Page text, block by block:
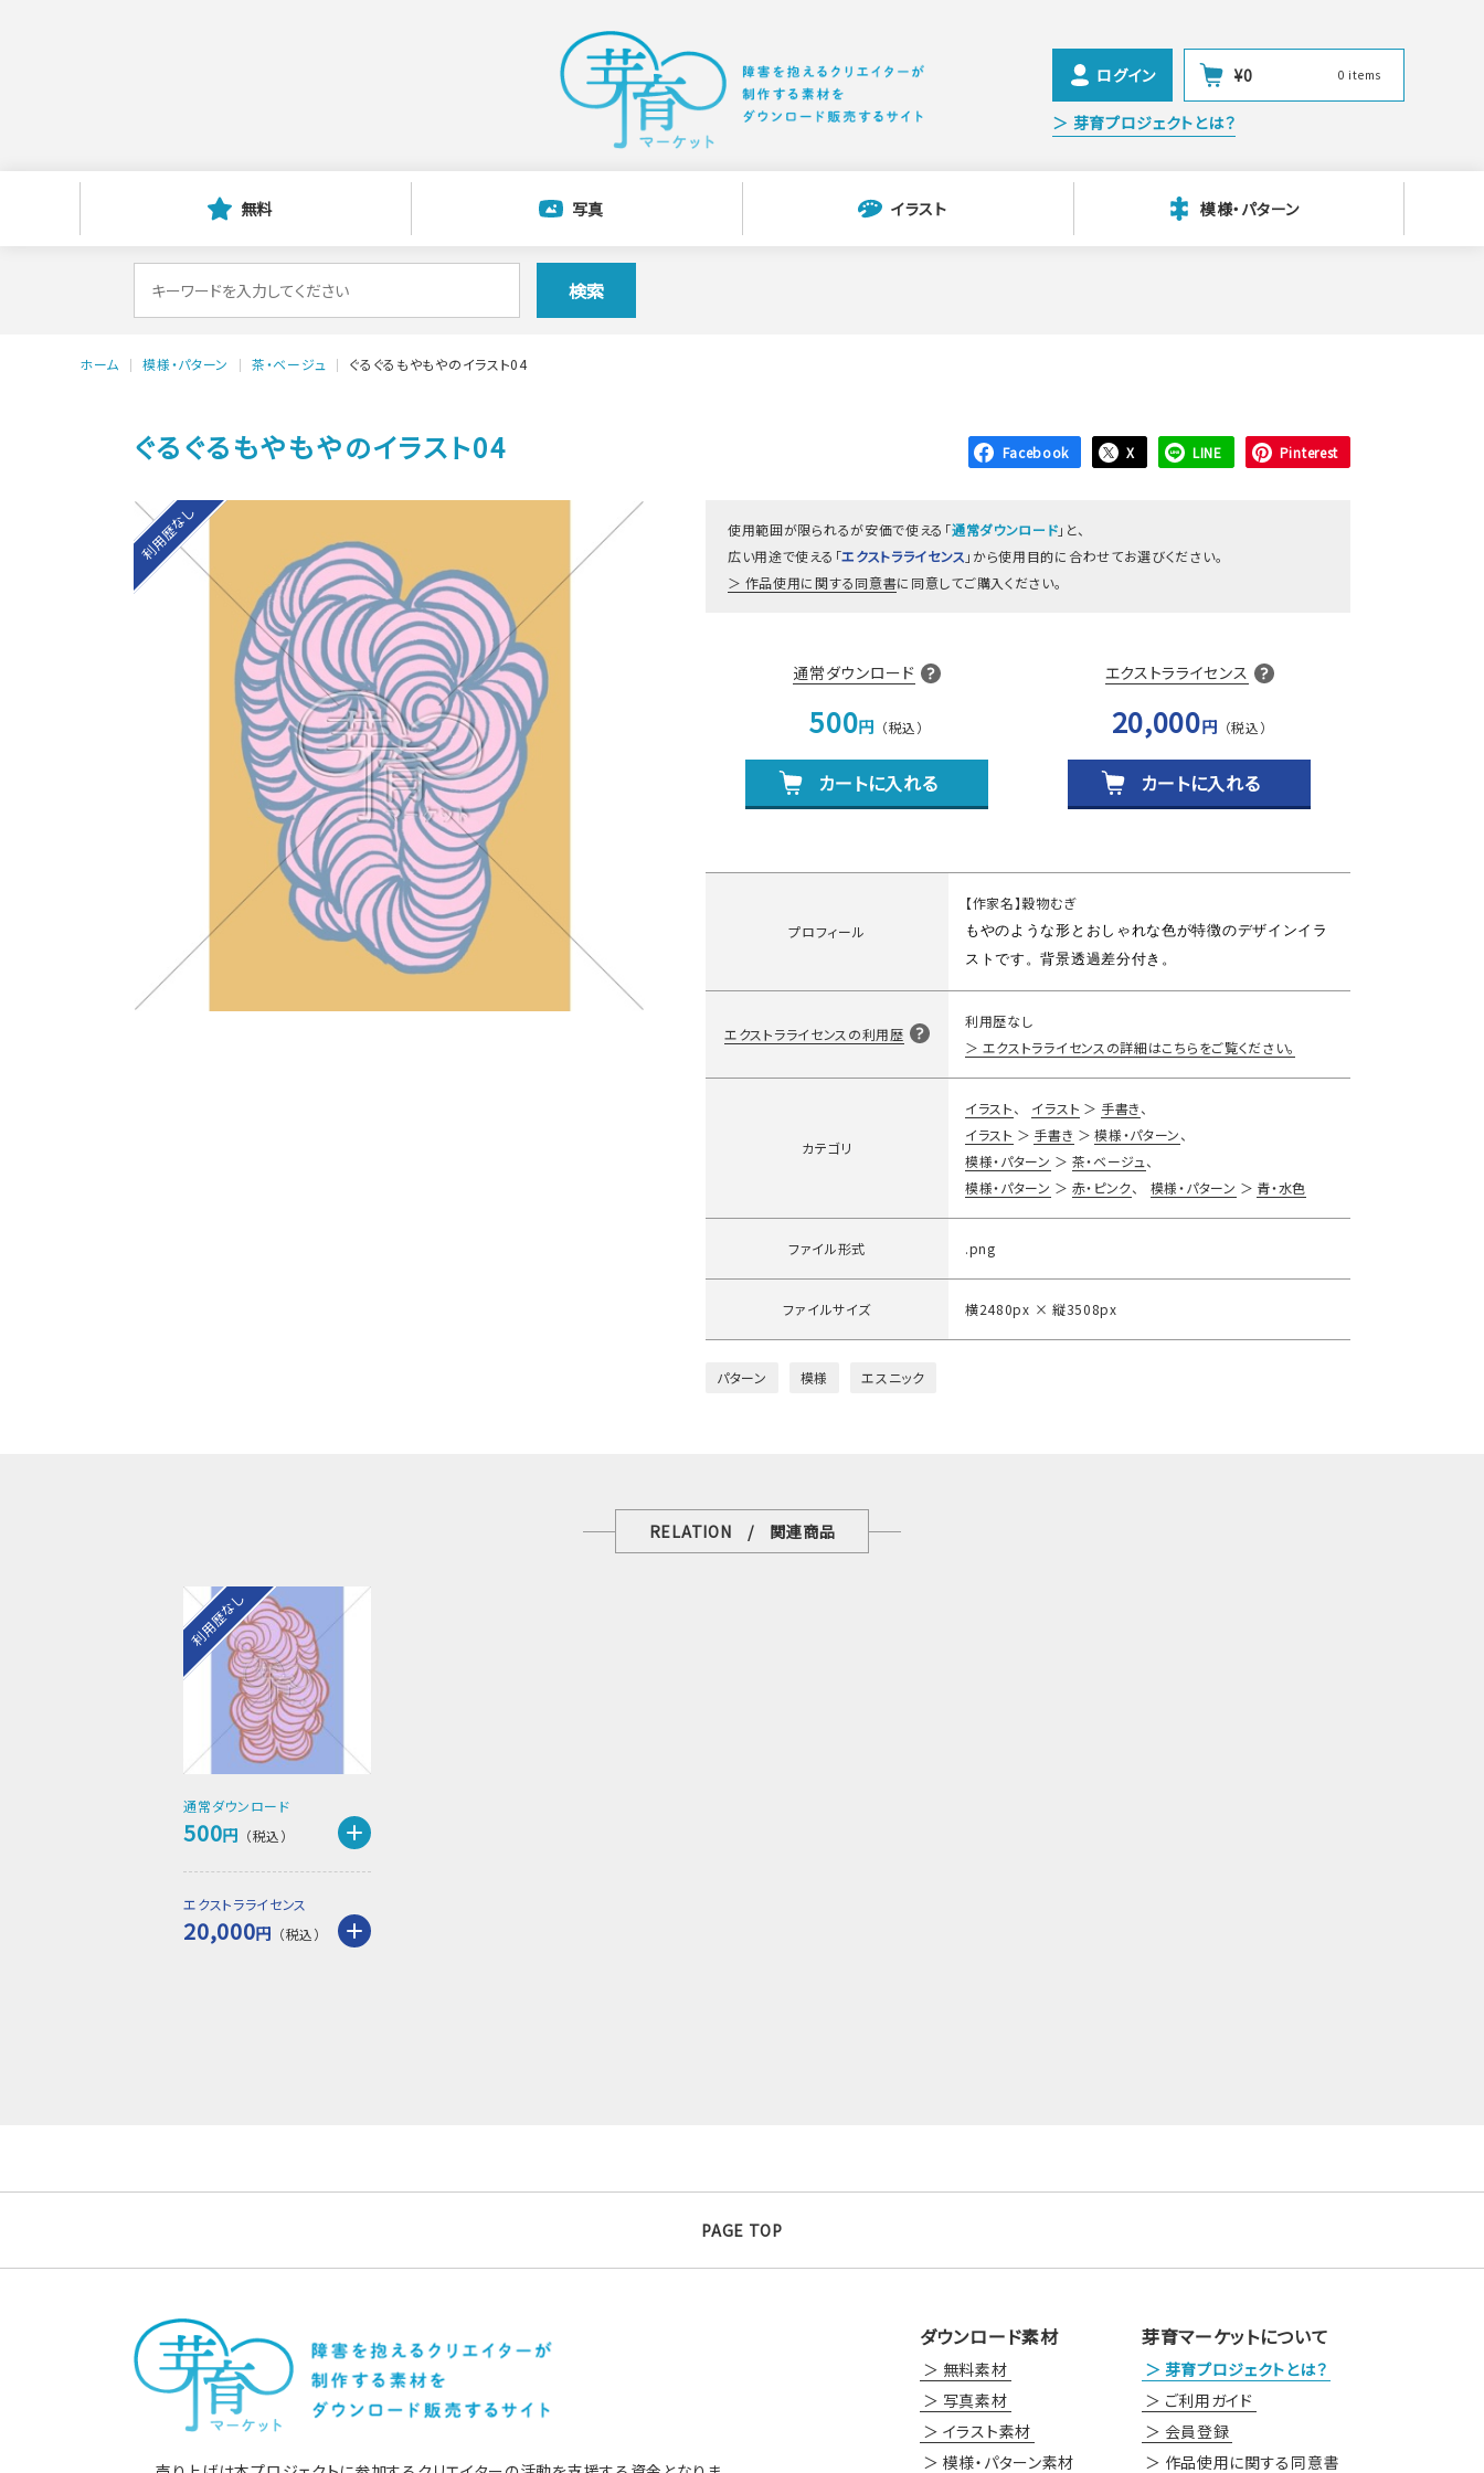
ログイン ¥0 0 items
＞ 芽育プロジェクトとは？
無料 写真 イラスト 模様・パターン
象:
検索
ホーム 模様・パターン 茶・ベージュ ぐるぐるもやもやのイラスト04
ぐるぐるもやもやのイラスト04 Facebook X LINE Pinterest
利用歴なし 使用範囲が限られるが安価で使える「通常ダウンロード」と、
広い用途で使える「エクストラライセンス 」から使用目的に合わせてお選びください。
作品使用に関する同意書に同意してご購入ください。
通常ダウンロード
500円
カートに入れる
エクストラライセンス
20,000円
カートに入れる
プロフィール
【作家名】穀物むぎ
もやのような形とおしゃれな色が特徴のデザインイラ
ストです。背景透過差分付き。
エクストラライセンスの利用歴
利用歴なし
エクストラライセンスの詳細はこちらをご覧ください。
カテゴリ
イラスト イラスト
手書き
イラスト
手書き
模様・パターン
模様・パターン
茶・ベージュ
模様・パターン
赤・ピンク 模様・パターン 青・水色
ファイル形式 .png
ファイルサイズ 横2480px × 縦3508px
パターン 模様 エスニック
RELATION / 関連商品
利用歴なし
通常ダウンロード
500円
エクストラライセンス
20,000円
PAGE TOP
ダウンロード素材
無料素材
写真素材
イラスト素材
模様・パターン素材
芽育マーケットについて
芽育プロジェクトとは？
ご利用ガイド
会員登録
作品使用に関する同意書